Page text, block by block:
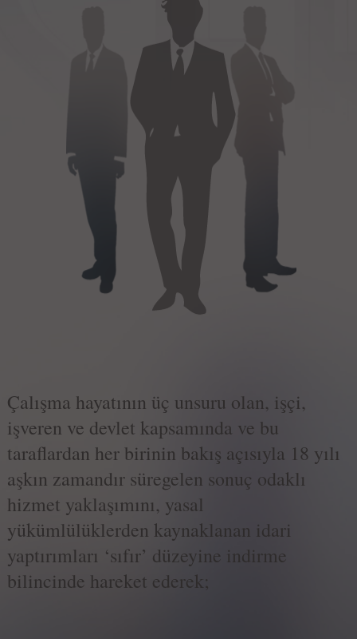
Çalışma hayatının üç unsuru olan, işçi,
işveren ve devlet kapsamında ve bu
taraflardan her birinin bakış açısıyla 18 yılı
aşkın zamandır süregelen sonuç odaklı
hizmet yaklaşımını, yasal
yükümlülüklerden kaynaklanan idari
yaptırımları ‘sıfır’ düzeyine indirme
bilincinde hareket ederek;